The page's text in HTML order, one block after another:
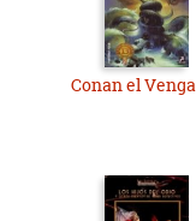
Conan el